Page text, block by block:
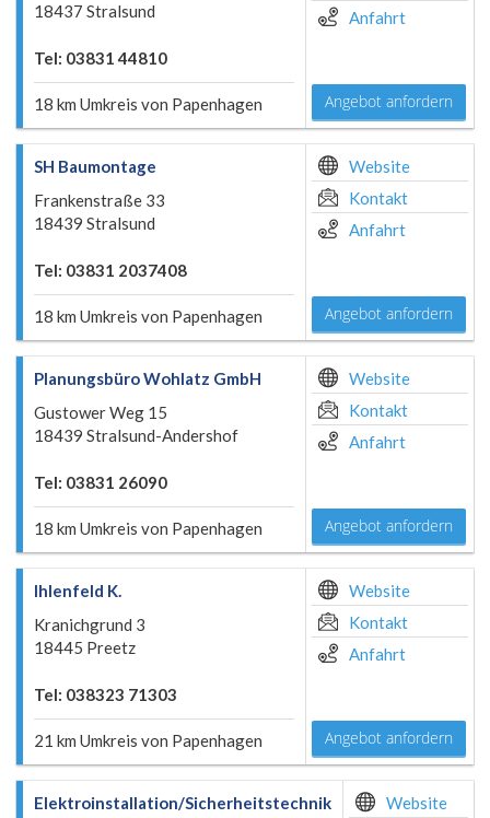
18437 Stralsund
Tel: 03831 44810
18 km Umkreis von Papenhagen
Anfahrt
Angebot anfordern
SH Baumontage
Frankenstraße 33
18439 Stralsund
Tel: 03831 2037408
18 km Umkreis von Papenhagen
Website
Kontakt
Anfahrt
Angebot anfordern
Planungsbüro Wohlatz GmbH
Gustower Weg 15
18439 Stralsund-Andershof
Tel: 03831 26090
18 km Umkreis von Papenhagen
Website
Kontakt
Anfahrt
Angebot anfordern
Ihlenfeld K.
Kranichgrund 3
18445 Preetz
Tel: 038323 71303
21 km Umkreis von Papenhagen
Website
Kontakt
Anfahrt
Angebot anfordern
Elektroinstallation/Sicherheitstechnik
Website